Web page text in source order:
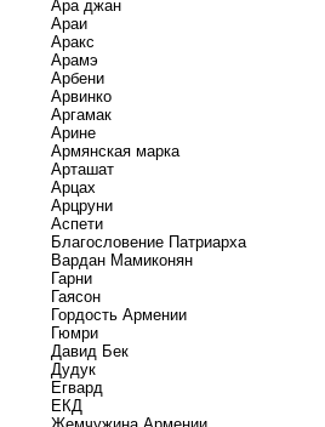
Ара джан
Араи
Аракс
Арамэ
Арбени
Арвинко
Аргамак
Арине
Армянская марка
Арташат
Арцах
Арцруни
Аспети
Благословение Патриарха
Вардан Мамиконян
Гарни
Гаясон
Гордость Армении
Гюмри
Давид Бек
Дудук
Егвард
ЕКД